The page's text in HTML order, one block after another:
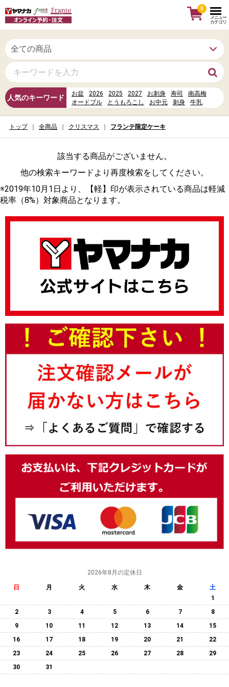
人気のキーワード お盆 2026 2025 2027 お刺身 寿司
南高梅
オードブル
とうもろこし お中元 刺身
牛乳
ヤマナカカレンダーポイント
0
メニュー
カテゴリ
トップ 全商品 クリスマス フランテ限定ケーキ
該当する商品がございません。
他の検索キーワードより再度検索をしてください。
※2019年10月1日より、【軽】印が表示されている商品は軽減
税率（8%）対象商品となります。
2026年8月の定休日
日 月 火 水 木 金
土
1
2
3 4 5 6 7
8
9
10 11 12 13 14
15
16
17 18 19 20 21
22
23
24 25 26 27 28
29
30
31